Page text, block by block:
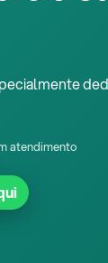
atendimento